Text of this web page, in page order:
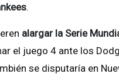
.
alargar la Serie
el juego 4 ante los
se disputaría en